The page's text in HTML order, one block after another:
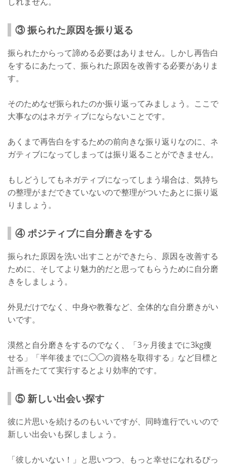
③ 振られた原因を振り返る
振られたからって諦める必要はありません。しかし再告白
をするにあたって、振られた原因を改善する必要がありま
す。
そのためなぜ振られたのか振り返ってみましょう。ここで
大事なのはネガティブにならないことです。
あくまで再告白をするための前向きな振り返りなのに、ネ
ガティブになってしまっては振り返ることができません。
もしどうしてもネガティブになってしまう場合は、気持ち
の整理がまだできていないので整理がついたあとに振り返
りましょう。
④ ポジティブに自分磨きをする
振られた原因を洗い出すことができたら、原因を改善する
ために、そしてより魅力的だと思ってもらうために自分磨
きをしましょう。
外見だけでなく、中身や教養など、全体的な自分磨きがい
いです。
漠然と自分磨きをするのでなく、「3ヶ月後までに3kg痩
せる」「半年後までに◯◯の資格を取得する」など目標と
計画をたてて実行するとより効率的です。
⑤ 新しい出会い探す
彼に片思いを続けるのもいいですが、同時進行でいいので
新しい出会いも探しましょう。
「彼しかいない！」と思いつつ、もっと幸せになれるぴっ